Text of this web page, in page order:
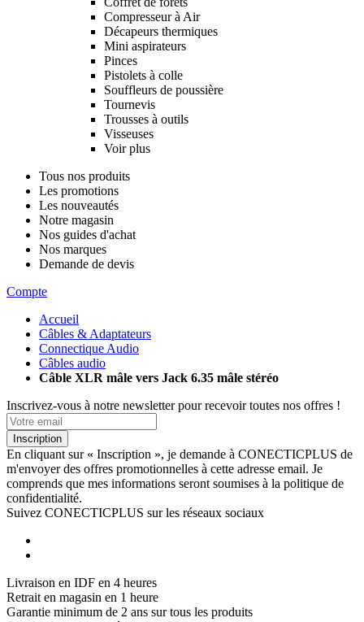
Compresseur à Air
Décapeurs thermiques
Mini aspirateurs
Pinces
Pistolets à colle
Souffleurs de poussière
Tournevis
Trousses à outils
Visseuses
Voir plus
Tous nos produits
Les promotions
Les nouveautés
Notre magasin
Nos guides d'achat
Nos marques
Demande de devis
Compte
Accueil
Câbles & Adaptateurs
Connectique Audio
Câbles audio
Câble XLR mâle vers Jack 6.35 mâle stéréo
Inscrivez-vous à notre newsletter pour recevoir toutes nos offres !
Inscription
En cliquant sur « Inscription », je demande à CONECTICPLUS de
m'envoyer des offres promotionnelles à cette adresse email. Je
comprends que mes informations seront soumises à la politique de
confidentialité.
Suivez CONECTICPLUS sur les réseaux sociaux
Livraison en IDF en 4 heures
Retrait en magasin en 1 heure
Garantie minimum de 2 ans sur tous les produits